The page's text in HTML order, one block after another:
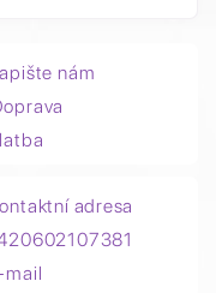
nám
adresa
mail